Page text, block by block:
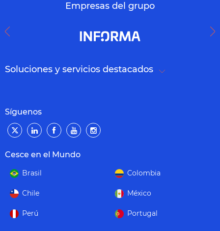
Empresas del grupo
Soluciones y servicios destacados
Síguenos
Cesce en el Mundo
Brasil Colombia
Chile México
Perú Portugal